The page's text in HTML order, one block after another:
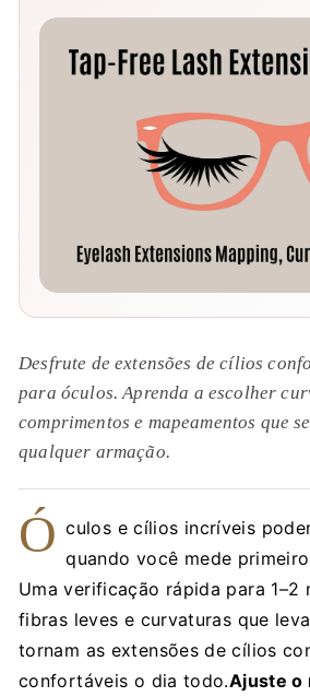
Desfrute de extensões de cílios
para óculos. Aprenda a escolher
comprimentos e mapeamentos que
qualquer armação.
Ó culos e cílios incríveis
quando você mede
Uma verificação rápida para 1–2
fibras leves e curvaturas que
tornam as extensões de cílios
confortáveis o dia todo.Ajuste o